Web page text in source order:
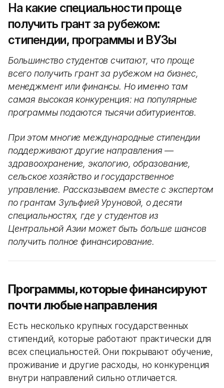
На какие специальности проще
получить грант за рубежом:
стипендии, программы и ВУЗы
Большинство студентов считают, что проще
всего получить грант за рубежом на бизнес,
менеджмент или финансы. Но именно там
самая высокая конкуренция: на популярные
программы подаются тысячи абитуриентов.
При этом многие международные стипендии
поддерживают другие направления —
здравоохранение, экологию, образование,
сельское хозяйство и государственное
управление. Рассказываем вместе с экспертом
по грантам Зульфией Уруновой, о десяти
специальностях, где у студентов из
Центральной Азии может быть больше шансов
получить полное финансирование.
Программы, которые финансируют
почти любые направления
Есть несколько крупных государственных
стипендий, которые работают практически для
всех специальностей. Они покрывают обучение,
проживание и другие расходы, но конкуренция
внутри направлений сильно отличается.